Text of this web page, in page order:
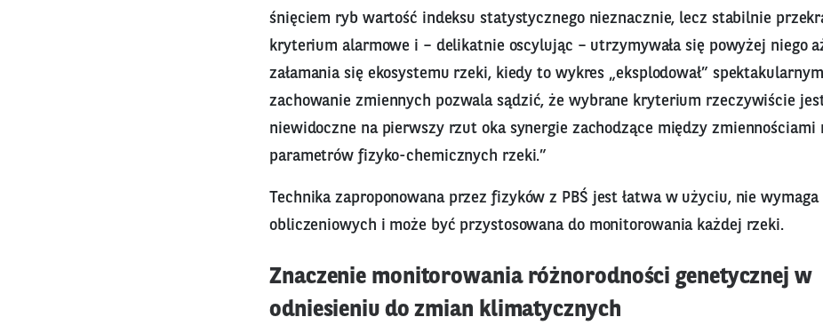
śnięciem ryb wartość indeksu statystycznego nieznacznie, lecz stabilnie
kryterium alarmowe i – delikatnie oscylując – utrzymywała się powyżej niego
załamania się ekosystemu rzeki, kiedy to wykres „eksplodował”
zachowanie zmiennych pozwala sądzić, że wybrane kryterium rzeczywiście
niewidoczne na pierwszy rzut oka synergie zachodzące między zmiennościami
parametrów fizyko-chemicznych rzeki.”
Technika zaproponowana przez fizyków z PBŚ jest łatwa w użyciu, nie
obliczeniowych i może być przystosowana do monitorowania każdej rzeki.
Znaczenie monitorowania różnorodności genetycznej w
odniesieniu do zmian klimatycznych